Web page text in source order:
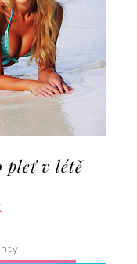
pleť v létě